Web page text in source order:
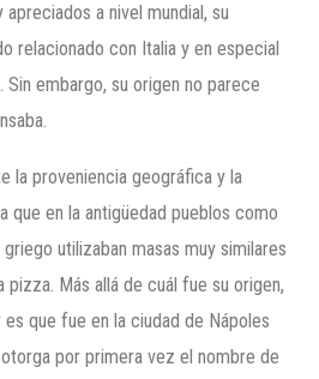
a nivel mundial, su
relacionado con Italia y en especial
embargo, su origen no parece
la proveniencia geográfica y la
que en la antigüedad pueblos como
utilizaban masas muy similares
pizza. Más allá de cuál fue su origen,
que fue en la ciudad de Nápoles
por primera vez el nombre de